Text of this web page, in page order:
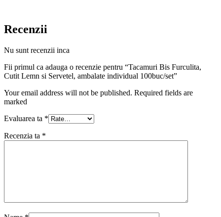
Recenzii
Nu sunt recenzii inca
Fii primul ca adauga o recenzie pentru “Tacamuri Bis Furculita,
Cutit Lemn si Servetel, ambalate individual 100buc/set”
Your email address will not be published. Required fields are
marked
Evaluarea ta *
Recenzia ta *